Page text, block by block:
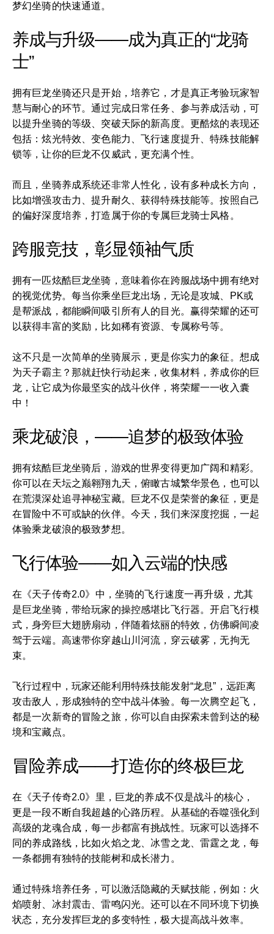
梦幻坐骑的快速通道。
养成与升级——成为真正的“龙骑
士”
拥有巨龙坐骑还只是开始，培养它，才是真正考验玩家智
慧与耐心的环节。通过完成日常任务、参与养成活动，可
以提升坐骑的等级、突破天际的新高度。更酷炫的表现还
包括：炫光特效、变色能力、飞行速度提升、特殊技能解
锁等，让你的巨龙不仅威武，更充满个性。
而且，坐骑养成系统还非常人性化，设有多种成长方向，
比如增强攻击力、提升耐久、获得特殊技能等。按照自己
的偏好深度培养，打造属于你的专属巨龙骑士风格。
跨服竞技，彰显领袖气质
拥有一匹炫酷巨龙坐骑，意味着你在跨服战场中拥有绝对
的视觉优势。每当你乘坐巨龙出场，无论是攻城、PK或
是帮派战，都能瞬间吸引所有人的目光。赢得荣耀的还可
以获得丰富的奖励，比如稀有资源、专属称号等。
这不只是一次简单的坐骑展示，更是你实力的象征。想成
为天子霸主？那就赶快行动起来，收集材料，养成你的巨
龙，让它成为你最坚实的战斗伙伴，将荣耀一一收入囊
中！
乘龙破浪，——追梦的极致体验
拥有炫酷巨龙坐骑后，游戏的世界变得更加广阔和精彩。
你可以在天坛之巅翱翔九天，俯瞰古城繁华景色，也可以
在荒漠深处追寻神秘宝藏。巨龙不仅是荣誉的象征，更是
在冒险中不可或缺的伙伴。今天，我们来深度挖掘，一起
体验乘龙破浪的极致梦想。
飞行体验——如入云端的快感
在《天子传奇2.0》中，坐骑的飞行速度一再升级，尤其
是巨龙坐骑，带给玩家的操控感堪比飞行器。开启飞行模
式，身旁巨大翅膀扇动，伴随着炫丽的特效，仿佛瞬间凌
驾于云端。高速带你穿越山川河流，穿云破雾，无拘无
束。
飞行过程中，玩家还能利用特殊技能发射“龙息”，远距离
攻击敌人，形成独特的空中战斗体验。每一次腾空起飞，
都是一次新奇的冒险之旅，你可以自由探索未曾到达的秘
境和宝藏点。
冒险养成——打造你的终极巨龙
在《天子传奇2.0》里，巨龙的养成不仅是战斗的核心，
更是一段不断自我超越的心路历程。从基础的吞噬强化到
高级的龙魂合成，每一步都富有挑战性。玩家可以选择不
同的养成路线，比如火焰之龙、冰雪之龙、雷霆之龙，每
一条都拥有独特的技能树和成长潜力。
通过特殊培养任务，可以激活隐藏的天赋技能，例如：火
焰喷射、冰封震击、雷鸣闪光。还可以在不同环境下切换
状态，充分发挥巨龙的多变特性，极大提高战斗效率。